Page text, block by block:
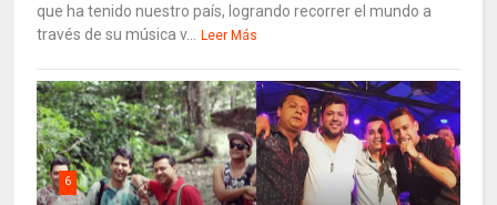
que ha tenido nuestro país, logrando recorrer el mundo a
través de su música v...
Leer Más
6